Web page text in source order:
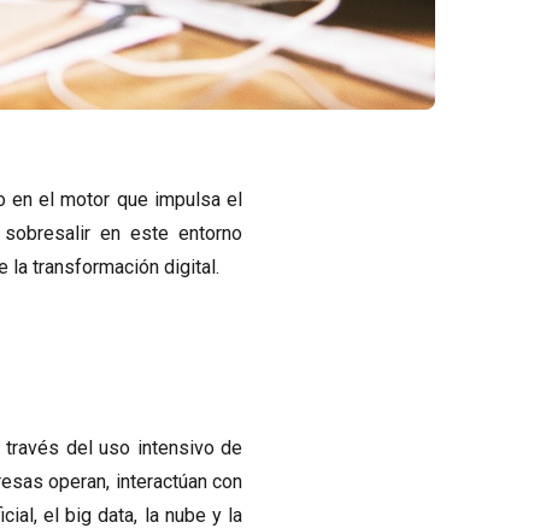
en el motor que impulsa el
en este entorno
la transformación digital.
del uso intensivo de
operan, interactúan con
el big data, la nube y la